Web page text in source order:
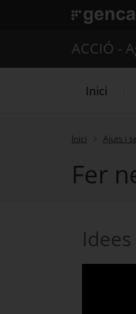
. Obre en
ACCIÓ -
Inici
Inici Ajuts i
Fer